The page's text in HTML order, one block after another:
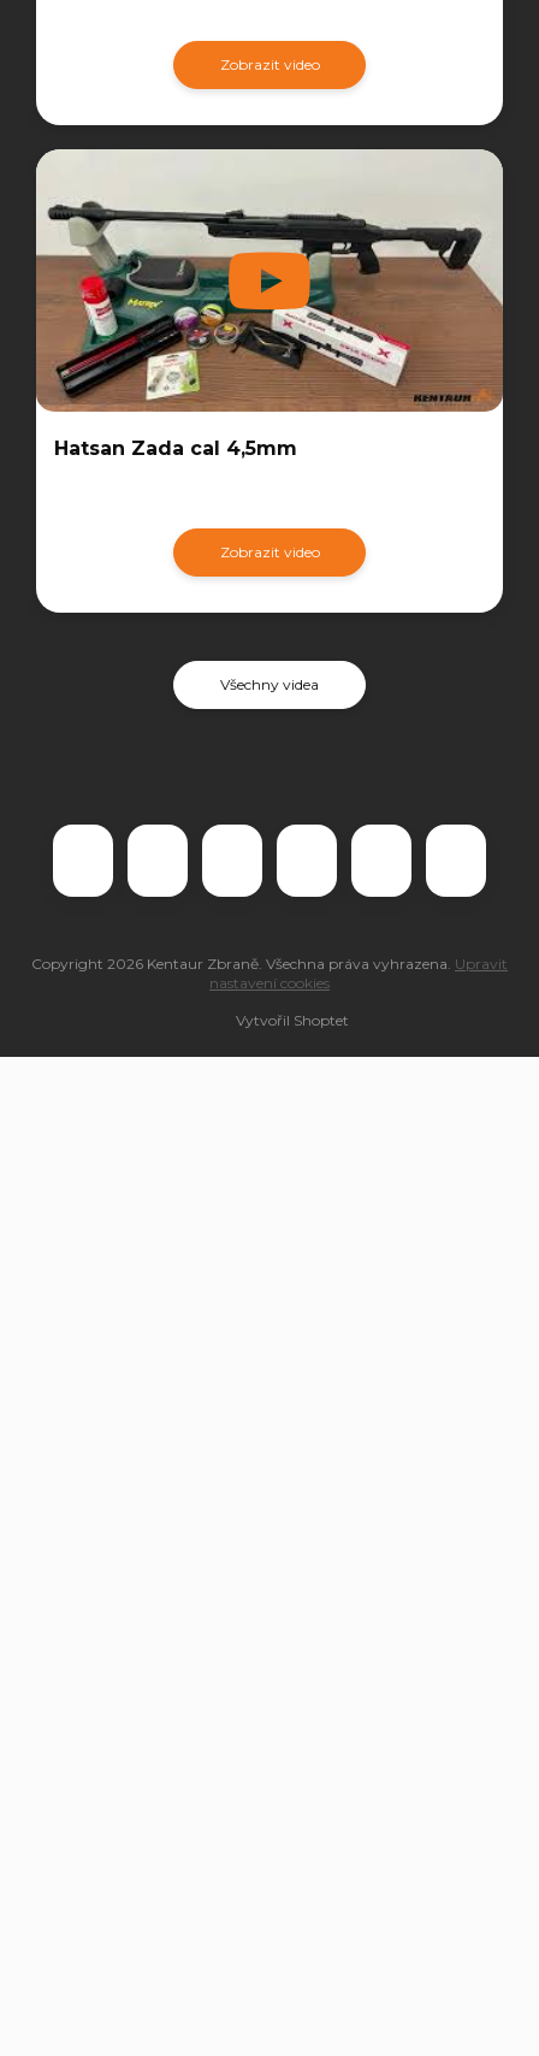
Zobrazit video
Hatsan Zada cal 4,5mm
Zobrazit video
Všechny videa
Vytvořil Shoptet
Copyright 2026 Kentaur Zbraně . Všechna práva vyhrazena. Upravit
nastavení cookies